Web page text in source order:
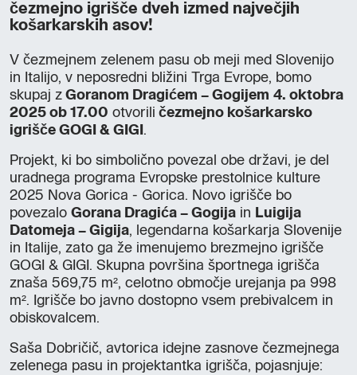
čezmejno igrišče dveh izmed največjih
košarkarskih asov!
V čezmejnem zelenem pasu ob meji med Slovenijo
in Italijo, v neposredni bližini Trga Evrope, bomo
skupaj z Goranom Dragićem – Gogijem 4. oktobra
2025 ob 17.00 otvorili čezmejno košarkarsko
igrišče GOGI & GIGI .
Projekt, ki bo simbolično povezal obe državi, je del
uradnega programa Evropske prestolnice kulture
2025 Nova Gorica - Gorica. Novo igrišče bo
povezalo Gorana Dragića – Gogija in Luigija
Datomeja – Gigija, legendarna košarkarja Slovenije
in Italije, zato ga že imenujemo brezmejno igrišče
GOGI & GIGI. Skupna površina športnega igrišča
znaša 569,75 m², celotno območje urejanja pa 998
m². Igrišče bo javno dostopno vsem prebivalcem in
obiskovalcem.
Saša Dobričič, avtorica idejne zasnove čezmejnega
zelenega pasu in projektantka igrišča, pojasnjuje: